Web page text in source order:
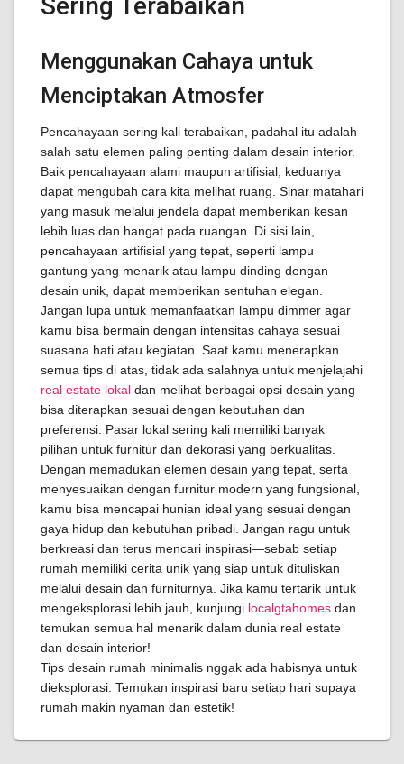
Menggunakan Cahaya untuk
Menciptakan Atmosfer
Pencahayaan sering kali terabaikan, padahal itu adalah
salah satu elemen paling penting dalam desain interior.
Baik pencahayaan alami maupun artifisial, keduanya
dapat mengubah cara kita melihat ruang. Sinar matahari
yang masuk melalui jendela dapat memberikan kesan
lebih luas dan hangat pada ruangan. Di sisi lain,
pencahayaan artifisial yang tepat, seperti lampu
gantung yang menarik atau lampu dinding dengan
desain unik, dapat memberikan sentuhan elegan.
Jangan lupa untuk memanfaatkan lampu dimmer agar
kamu bisa bermain dengan intensitas cahaya sesuai
suasana hati atau kegiatan. Saat kamu menerapkan
semua tips di atas, tidak ada salahnya untuk menjelajahi
real estate lokal dan melihat berbagai opsi desain yang
bisa diterapkan sesuai dengan kebutuhan dan
preferensi. Pasar lokal sering kali memiliki banyak
pilihan untuk furnitur dan dekorasi yang berkualitas.
Dengan memadukan elemen desain yang tepat, serta
menyesuaikan dengan furnitur modern yang fungsional,
kamu bisa mencapai hunian ideal yang sesuai dengan
gaya hidup dan kebutuhan pribadi. Jangan ragu untuk
berkreasi dan terus mencari inspirasi—sebab setiap
rumah memiliki cerita unik yang siap untuk dituliskan
melalui desain dan furniturnya. Jika kamu tertarik untuk
mengeksplorasi lebih jauh, kunjungi localgtahomes dan
temukan semua hal menarik dalam dunia real estate
dan desain interior!
Tips desain rumah minimalis nggak ada habisnya untuk
dieksplorasi. Temukan inspirasi baru setiap hari supaya
rumah makin nyaman dan estetik!